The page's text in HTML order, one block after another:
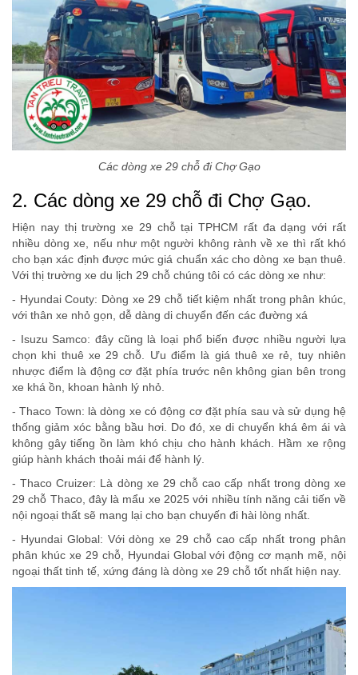
Các dòng xe 29 chỗ đi Chợ Gạo
2. Các dòng xe 29 chỗ đi Chợ Gạo.
Hiện nay thị trường xe 29 chỗ tại TPHCM rất đa dạng với rất
nhiều dòng xe, nếu như một người không rành về xe thì rất khó
cho bạn xác định được mức giá chuẩn xác cho dòng xe bạn thuê.
Với thị trường xe du lịch 29 chỗ chúng tôi có các dòng xe như:
- Hyundai Couty: Dòng xe 29 chỗ tiết kiệm nhất trong phân khúc,
với thân xe nhỏ gọn, dễ dàng di chuyển đến các đường xá
- Isuzu Samco: đây cũng là loại phổ biến được nhiều người lựa
chọn khi thuê xe 29 chỗ. Ưu điểm là giá thuê xe rẻ, tuy nhiên
nhược điểm là động cơ đặt phía trước nên không gian bên trong
xe khá ồn, khoan hành lý nhỏ.
- Thaco Town: là dòng xe có động cơ đặt phía sau và sử dụng hệ
thống giảm xóc bằng bầu hơi. Do đó, xe di chuyển khá êm ái và
không gây tiếng ồn làm khó chịu cho hành khách. Hầm xe rộng
giúp hành khách thoải mái để hành lý.
- Thaco Cruizer: Là dòng xe 29 chỗ cao cấp nhất trong dòng xe
29 chỗ Thaco, đây là mẩu xe 2025 với nhiều tính năng cải tiến về
nội ngoại thất sẽ mang lại cho bạn chuyến đi hài lòng nhất.
- Hyundai Global: Với dòng xe 29 chỗ cao cấp nhất trong phân
phân khúc xe 29 chỗ, Hyundai Global với động cơ mạnh mẽ, nội
ngoại thất tinh tế, xứng đáng là dòng xe 29 chỗ tốt nhất hiện nay.